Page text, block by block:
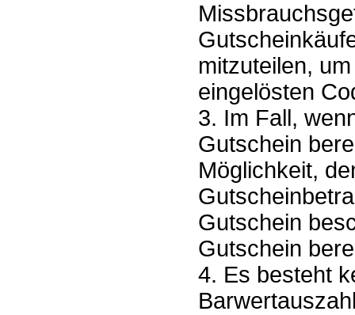
mitzuteilen,
eingelösten
3. Im Fall,
Gutschein
Möglichkeit,
Gutschein
Gutschein
4. Es besteht